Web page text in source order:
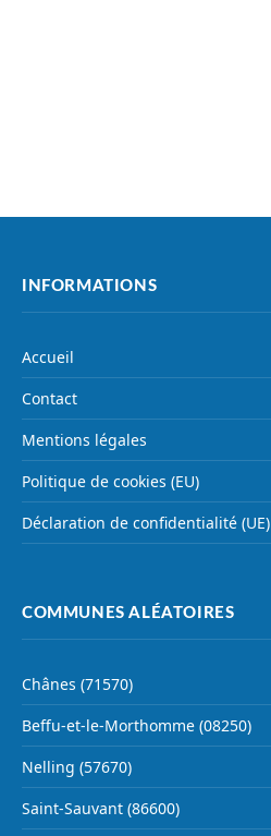
INFORMATIONS
Accueil
Contact
Mentions légales
Politique de cookies (EU)
Déclaration de confidentialité (UE)
COMMUNES ALÉATOIRES
Chânes (71570)
Beffu-et-le-Morthomme (08250)
Nelling (57670)
Saint-Sauvant (86600)